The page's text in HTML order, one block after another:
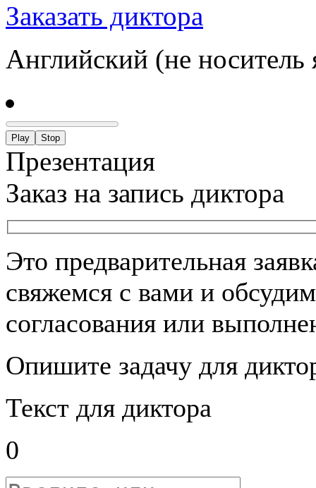
Заказать диктора
Английский (не носитель
Play Stop
Презентация
Заказ на запись диктора
Это предварительная
свяжемся с вами и
согласования или
Опишите задачу для
Текст для диктора
0